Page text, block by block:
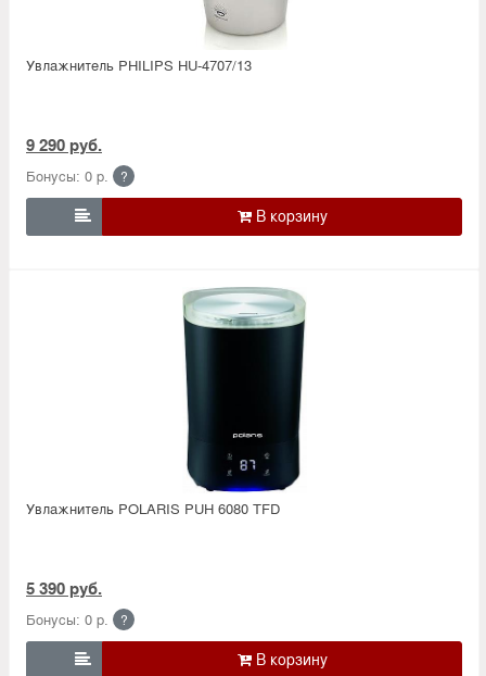
Увлажнитель PHILIPS HU-4707/13
9 290 руб.
Бонусы: 0 р. ?

Увлажнитель POLARIS PUH 6080 TFD
5 390 руб.
Бонусы: 0 р. ?
